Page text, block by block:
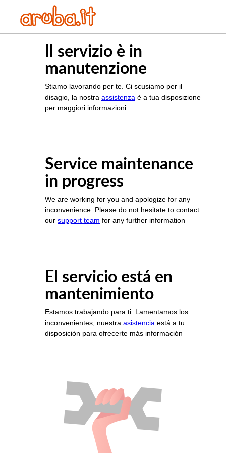
Il servizio è in
manutenzione
Stiamo lavorando per te. Ci scusiamo per il
disagio, la nostra assistenza è a tua disposizione
per maggiori informazioni
Service maintenance
in progress
We are working for you and apologize for any
inconvenience. Please do not hesitate to contact
our support team for any further information
El servicio está en
mantenimiento
Estamos trabajando para ti. Lamentamos los
inconvenientes, nuestra asistencia está a tu
disposición para ofrecerte más información